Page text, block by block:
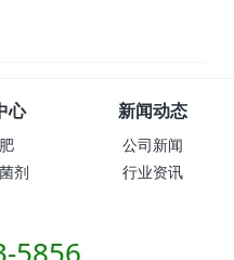
心
剂
新闻动态
公司新闻
行业资讯